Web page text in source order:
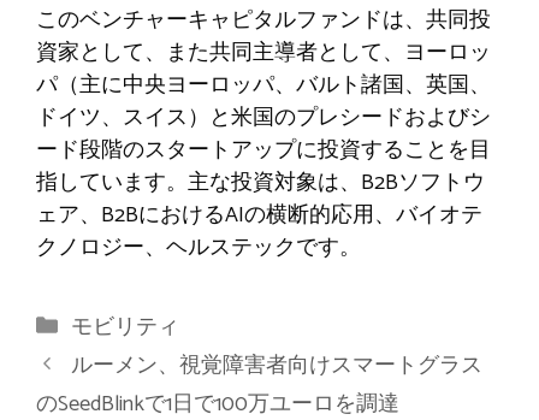
このベンチャーキャピタルファンドは、共同投
資家として、また共同主導者として、ヨーロッ
パ（主に中央ヨーロッパ、バルト諸国、英国、
ドイツ、スイス）と米国のプレシードおよびシ
ード段階のスタートアップに投資することを目
指しています。主な投資対象は、B2Bソフトウ
ェア、B2BにおけるAIの横断的応用、バイオテ
クノロジー、ヘルステックです。
カ
テ
モビリティ
ルーメン、視覚障害者向けスマートグラス
のSeedBlinkで1日で100万ユーロを調達